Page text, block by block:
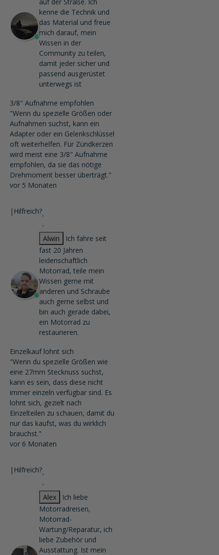
kenne die Technik und
das Material und freue
mich darauf, mein
Wissen in der
Community zu teilen,
damit jeder sicher und
passend ausgerüstet
unterwegs ist
3/8" Aufnahme empfohlen
"Wenn du spezielle Größen oder
Aufnahmen suchst, kann ein
Adapter oder ein Gelenkschlüssel
oft weiterhelfen. Für Zündkerzen
wird meist eine 3/8" Aufnahme
empfohlen, da sie das nötige
Drehmoment besser überträgt."
vor 5 Monaten
| Hilfreich?
Alwin
Ich fahre seit
fast 20 Jahren
leidenschaftlich
Motorrad, teile mein
Wissen gerne mit
anderen und Schraube
auch gerne selbst und
bin auch gerade dabei,
ein Motorrad zu
restaurieren.
Einzelkauf lohnt sich
"Wenn du spezielle Größen wie
eine 27mm Stecknuss suchst,
kann es sein, dass diese nicht
immer einzeln verfügbar sind. Es
lohnt sich, gezielt nach
Einzelteilen zu schauen, damit du
nur das kaufst, was du wirklich
brauchst."
vor 6 Monaten
| Hilfreich?
Alex
Ich liebe
Motorradreisen,
Motorrad-
Wartung/Reparatur, ich
liebe Zubehör und
Ausstattung. Ist mein